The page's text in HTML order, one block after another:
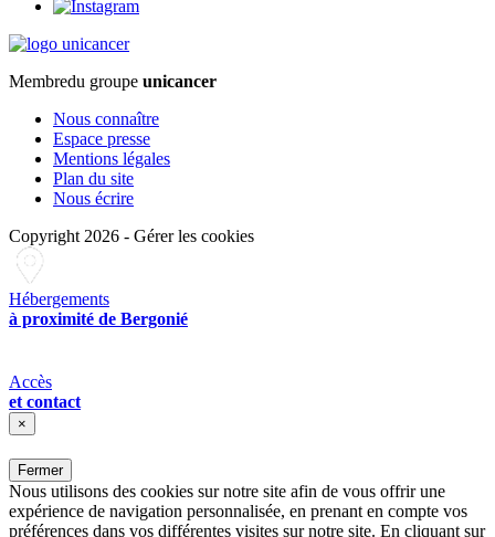
Membredu groupe unicancer
Nous connaître
Espace presse
Mentions légales
Plan du site
Nous écrire
Copyright 2026 - Gérer les cookies
Hébergements
à proximité de Bergonié
Accès
et contact
×
Fermer
Nous utilisons des cookies sur notre site afin de vous offrir une
expérience de navigation personnalisée, en prenant en compte vos
préférences dans vos différentes visites sur notre site. En cliquant sur